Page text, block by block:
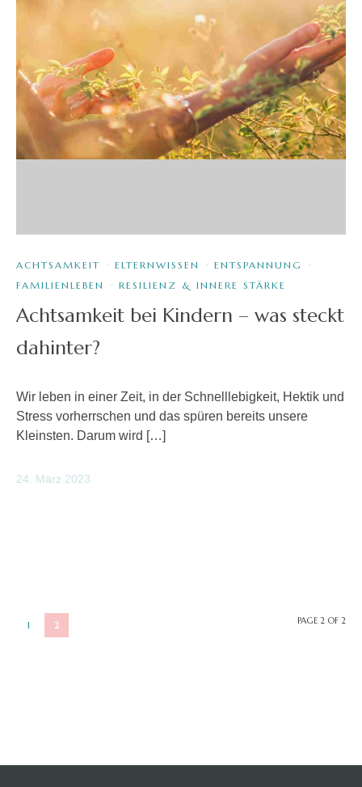
ACHTSAMKEIT · ELTERNWISSEN · ENTSPANNUNG
·
FAMILIENLEBEN
· RESILIENZ & INNERE STÄRKE
Achtsamkeit bei Kindern – was steckt
dahinter?
Wir leben in einer Zeit, in der Schnelllebigkeit, Hektik und
Stress vorherrschen und das spüren bereits unsere
Kleinsten. Darum wird […]
24. März 2023
1 2 PAGE 2 OF 2